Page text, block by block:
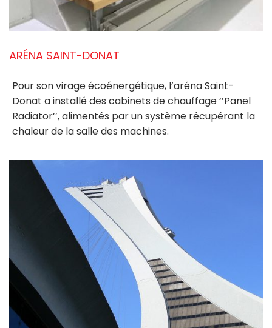
ARÉNA SAINT-DONAT
Pour son virage écoénergétique, l’aréna Saint-
Donat a installé des cabinets de chauffage ‘’Panel
Radiator’’, alimentés par un système récupérant la
chaleur de la salle des machines.